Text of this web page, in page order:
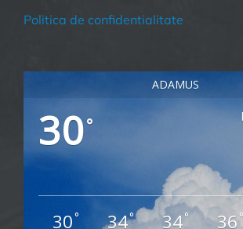
Politica de confidentialitate
ADAMUS
30°
30° 34° 34° 36 °